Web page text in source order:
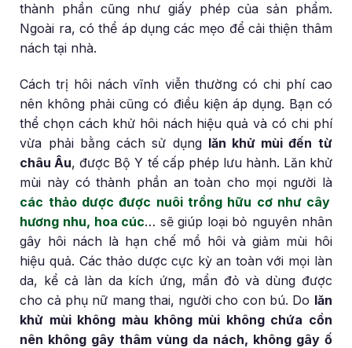
thành phần cũng như giấy phép của sản phẩm.
Ngoài ra, có thể áp dụng các mẹo để cải thiện thâm
nách tại nhà.
Cách trị hôi nách vĩnh viễn thường có chi phí cao
nên không phải cũng có điều kiện áp dụng. Bạn có
thể chọn cách khử hôi nách hiệu quả và có chi phí
vừa phải bằng cách sử dụng lăn khử mùi đến từ
châu Âu, được Bộ Y tế cấp phép lưu hành. Lăn khử
mùi này có thành phần an toàn cho mọi người là
các thảo dược được nuôi trồng hữu cơ như cây
hương nhu, hoa cúc… sẽ giúp loại bỏ nguyên nhân
gây hôi nách là hạn chế mồ hôi và giảm mùi hôi
hiệu quả. Các thảo dược cực kỳ an toàn với mọi làn
da, kể cả làn da kích ứng, mẩn đỏ và dùng được
cho cả phụ nữ mang thai, người cho con bú. Do lăn
khử mùi không màu không mùi không chứa cồn
nên không gây thâm vùng da nách, không gây ố